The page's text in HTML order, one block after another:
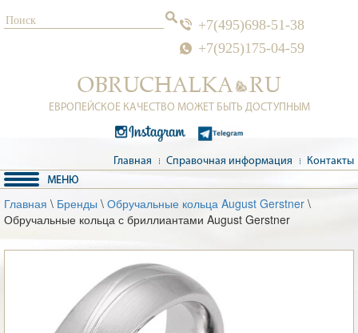
+7(495)698-51-38
+7(925)175-04-59
ЕВРОПЕЙСКОЕ КАЧЕСТВО МОЖЕТ БЫТЬ ДОСТУПНЫМ
Главная Справочная информация Контакты
Главная \ Бренды \ Обручальные кольца August Gerstner \
Обручальные кольца с бриллиантами August Gerstner